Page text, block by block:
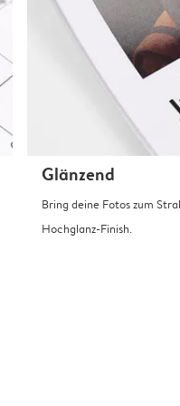
Glänzend
Bring deine Fotos zum
Hochglanz-Finish.